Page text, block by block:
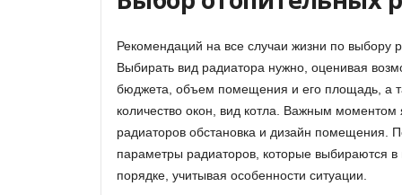
Рекомендаций на все случаи жизни по выбору
Выбирать вид радиатора нужно, оценивая
бюджета, объем помещения и его площадь, а
количество окон, вид котла. Важным моментом
радиаторов обстановка и дизайн помещения.
параметры радиаторов, которые выбираются
порядке, учитывая особенности ситуации.